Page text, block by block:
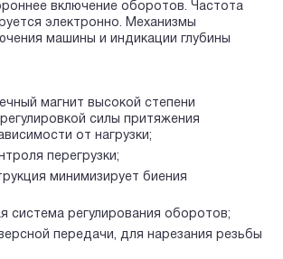
включение оборотов. Частота
электронно. Механизмы
машины и индикации глубины
магнит высокой степени
силы притяжения
от нагрузки;
перегрузки;
минимизирует биения
система регулирования оборотов;
передачи, для нарезания резьбы